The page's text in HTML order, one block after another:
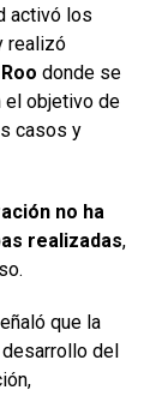
activó los
realizó
donde se
el objetivo de
casos y
no ha
realizadas,
que la
del